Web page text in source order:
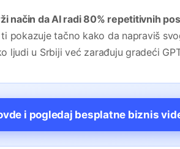
način da AI radi 80% repetitivnih
pokazuje tačno kako da napraviš
ljudi u Srbiji već zarađuju gradeći
i pogledaj besplatne biznis